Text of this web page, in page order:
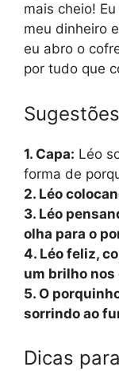
mais cheio!
meu dinheiro
eu abro o
por tudo que
1. Capa: Léo
forma de
2. Léo
3. Léo
olha para o
4. Léo feliz,
um brilho nos
5. O
sorrindo ao
Dicas